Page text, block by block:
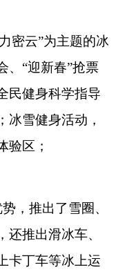
密云”为主题的冰
、“迎新春”抢票
民健身科学指导
冰雪健身活动，
验区；
，推出了雪圈、
还推出滑冰车、
卡丁车等冰上运